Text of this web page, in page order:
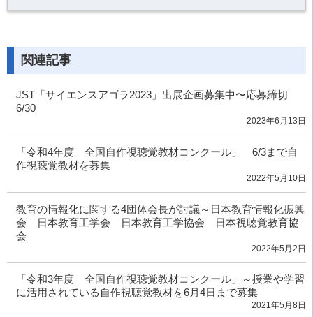
関連記事
JST「サイエンスアゴラ2023」出展企画募集中〜応募締切
6/30
2023年6月13日
「令和4年度 全国自作視聴覚教材コンクール」 6/3まで自
作視聴覚教材を募集
2022年5月10日
教育の情報化に関する4団体会長が討議～日本教育情報化振興
会 日本教育工学会 日本教育工学協会 日本視聴覚教育協
会
2022年5月2日
「令和3年度 全国自作視聴覚教材コンクール」～授業や学習
に活用されている自作視聴覚教材を6月4日まで募集
2021年5月8日